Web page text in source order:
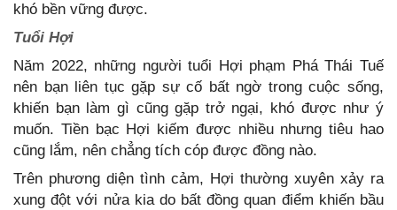
khó bền vững được.
Tuổi Hợi
Năm 2022, những người tuổi Hợi phạm Phá Thái Tuế
nên bạn liên tục gặp sự cố bất ngờ trong cuộc sống,
khiến bạn làm gì cũng gặp trở ngại, khó được như ý
muốn. Tiền bạc Hợi kiếm được nhiều nhưng tiêu hao
cũng lắm, nên chẳng tích cóp được đồng nào.
Trên phương diện tình cảm, Hợi thường xuyên xảy ra
xung đột với nửa kia do bất đồng quan điểm khiến bầu